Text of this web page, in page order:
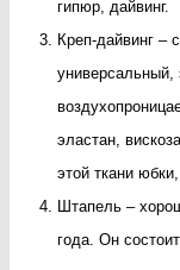
гипюр, дайвинг.
Креп-дайвинг –
универсальный,
эластан,
этой ткани
Штапель –
года. Он